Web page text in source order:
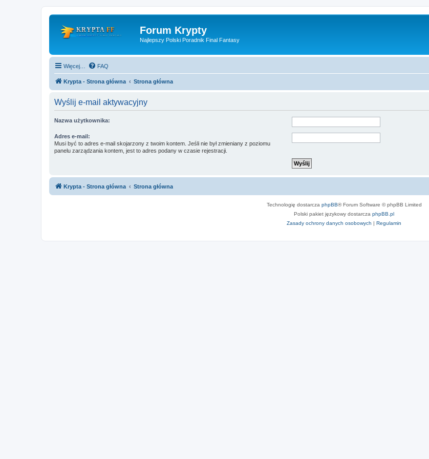
Forum Krypty
Najlepszy Polski Poradnik Final Fantasy
Więcej… FAQ
Krypta - Strona główna Strona główna
Wyślij e-mail aktywacyjny
Nazwa użytkownika:
Adres e-mail:
Musi być to adres e-mail skojarzony z twoim kontem. Jeśli nie był zmieniany z poziomu
panelu zarządzania kontem, jest to adres podany w czasie rejestracji.
Krypta - Strona główna Strona główna
Technologię dostarcza phpBB® Forum Software © phpBB Limited
Polski pakiet językowy dostarcza phpBB.pl
Zasady ochrony danych osobowych | Regulamin